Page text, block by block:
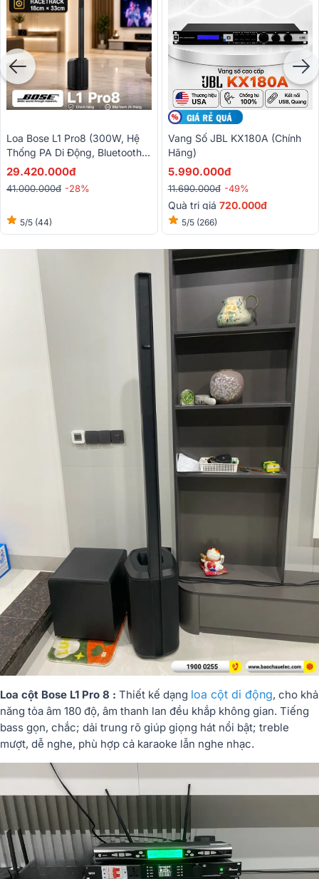
Loa Bose L1 Pro8 (300W, Hệ
Thống PA Di Động, Bluetooth,
Tích Hợp Mixer, AUX, Loa
29.420.000đ
41.000.000đ -28%
5/5 (44)
Vang Số JBL KX180A (Chính
Hãng)
5.990.000đ
11.690.000đ -49%
Quà trị giá 720.000đ
5/5 (266)
Loa cột Bose L1 Pro 8 : Thiết kế dạng loa cột di động, cho khả
năng tỏa âm 180 độ, âm thanh lan đều khắp không gian. Tiếng
bass gọn, chắc; dải trung rõ giúp giọng hát nổi bật; treble
mượt, dễ nghe, phù hợp cả karaoke lẫn nghe nhạc.